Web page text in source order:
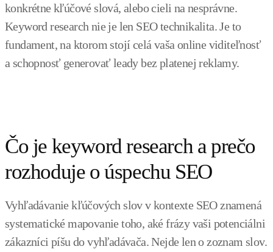
konkrétne kľúčové slová, alebo cieli na nesprávne.
Keyword research nie je len SEO technikalita. Je to
fundament, na ktorom stojí celá vaša online viditeľnosť
a schopnosť generovať leady bez platenej reklamy.
Čo je keyword research a prečo
rozhoduje o úspechu SEO
Vyhľadávanie kľúčových slov v kontexte SEO znamená
systematické mapovanie toho, aké frázy vaši potenciálni
zákazníci píšu do vyhľadávača. Nejde len o zoznam slov.